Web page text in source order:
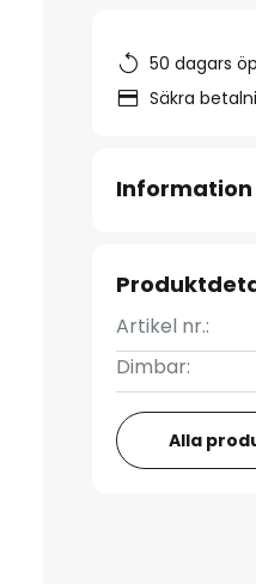
50 dagars
Säkra
Artikel nr.:
Dimbar:
Alla